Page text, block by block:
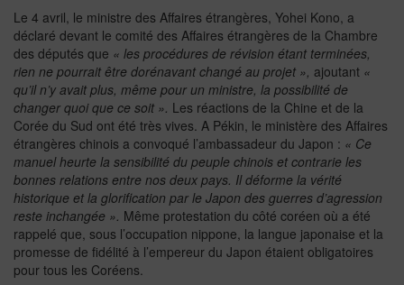
Le 4 avril, le ministre des Affaires étrangères, Yohei Kono, a
déclaré devant le comité des Affaires étrangères de la Chambre
des députés que « les procédures de révision étant terminées,
rien ne pourrait être dorénavant changé au projet », ajoutant «
qu’il n’y avait plus, même pour un ministre, la possibilité de
changer quoi que ce soit ». Les réactions de la Chine et de la
Corée du Sud ont été très vives. A Pékin, le ministère des Affaires
étrangères chinois a convoqué l’ambassadeur du Japon : « Ce
manuel heurte la sensibilité du peuple chinois et contrarie les
bonnes relations entre nos deux pays. Il déforme la vérité
historique et la glorification par le Japon des guerres d’agression
reste inchangée ». Même protestation du côté coréen où a été
rappelé que, sous l’occupation nippone, la langue japonaise et la
promesse de fidélité à l’empereur du Japon étaient obligatoires
pour tous les Coréens.